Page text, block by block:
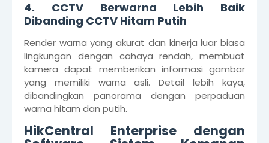
4. CCTV Berwarna Lebih Baik
Dibanding CCTV Hitam Putih
Render warna yang akurat dan kinerja luar biasa
lingkungan dengan cahaya rendah, membuat
kamera dapat memberikan informasi gambar
yang memiliki warna asli. Detail lebih kaya,
dibandingkan panorama dengan perpaduan
warna hitam dan putih.
HikCentral Enterprise dengan